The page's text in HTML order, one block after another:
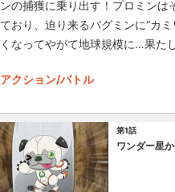
ンの捕獲に乗り出す！プロミンは
ており、迫り来るバグミンに“カ
くなってやがて地球規模に…果た
アクション/バトル
第1話
ワンダー星